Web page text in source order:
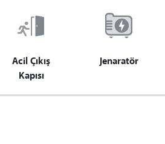
Acil Çıkış
Kapısı
Jenaratör